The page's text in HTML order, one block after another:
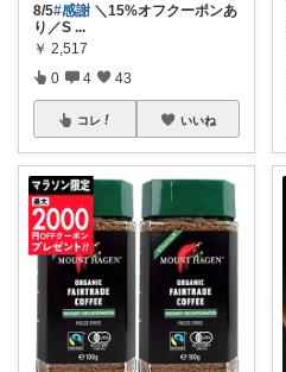
8/5#感謝 ＼15%オフクーポンあ
り／S ...
￥ 2,517
0 4 43
コレ いいね